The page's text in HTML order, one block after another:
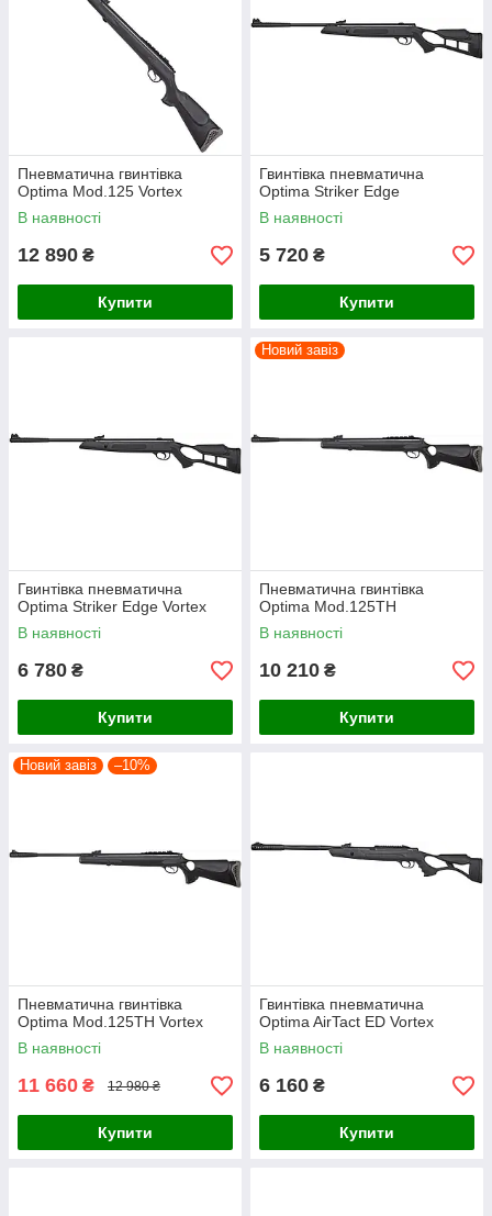
Пневматична гвинтівка
Optima Mod.125 Vortex
В наявності
12 890 ₴
Купити
Гвинтівка пневматична
Optima Striker Edge
В наявності
5 720 ₴
Купити
Гвинтівка пневматична
Optima Striker Edge Vortex
В наявності
6 780 ₴
Купити
Новий завіз
Пневматична гвинтівка
Optima Mod.125TH
В наявності
10 210 ₴
Купити
Новий завіз –10%
Пневматична гвинтівка
Optima Mod.125TH Vortex
В наявності
11 660 ₴ 12 980 ₴
Купити
Гвинтівка пневматична
Optima AirTact ED Vortex
В наявності
6 160 ₴
Купити